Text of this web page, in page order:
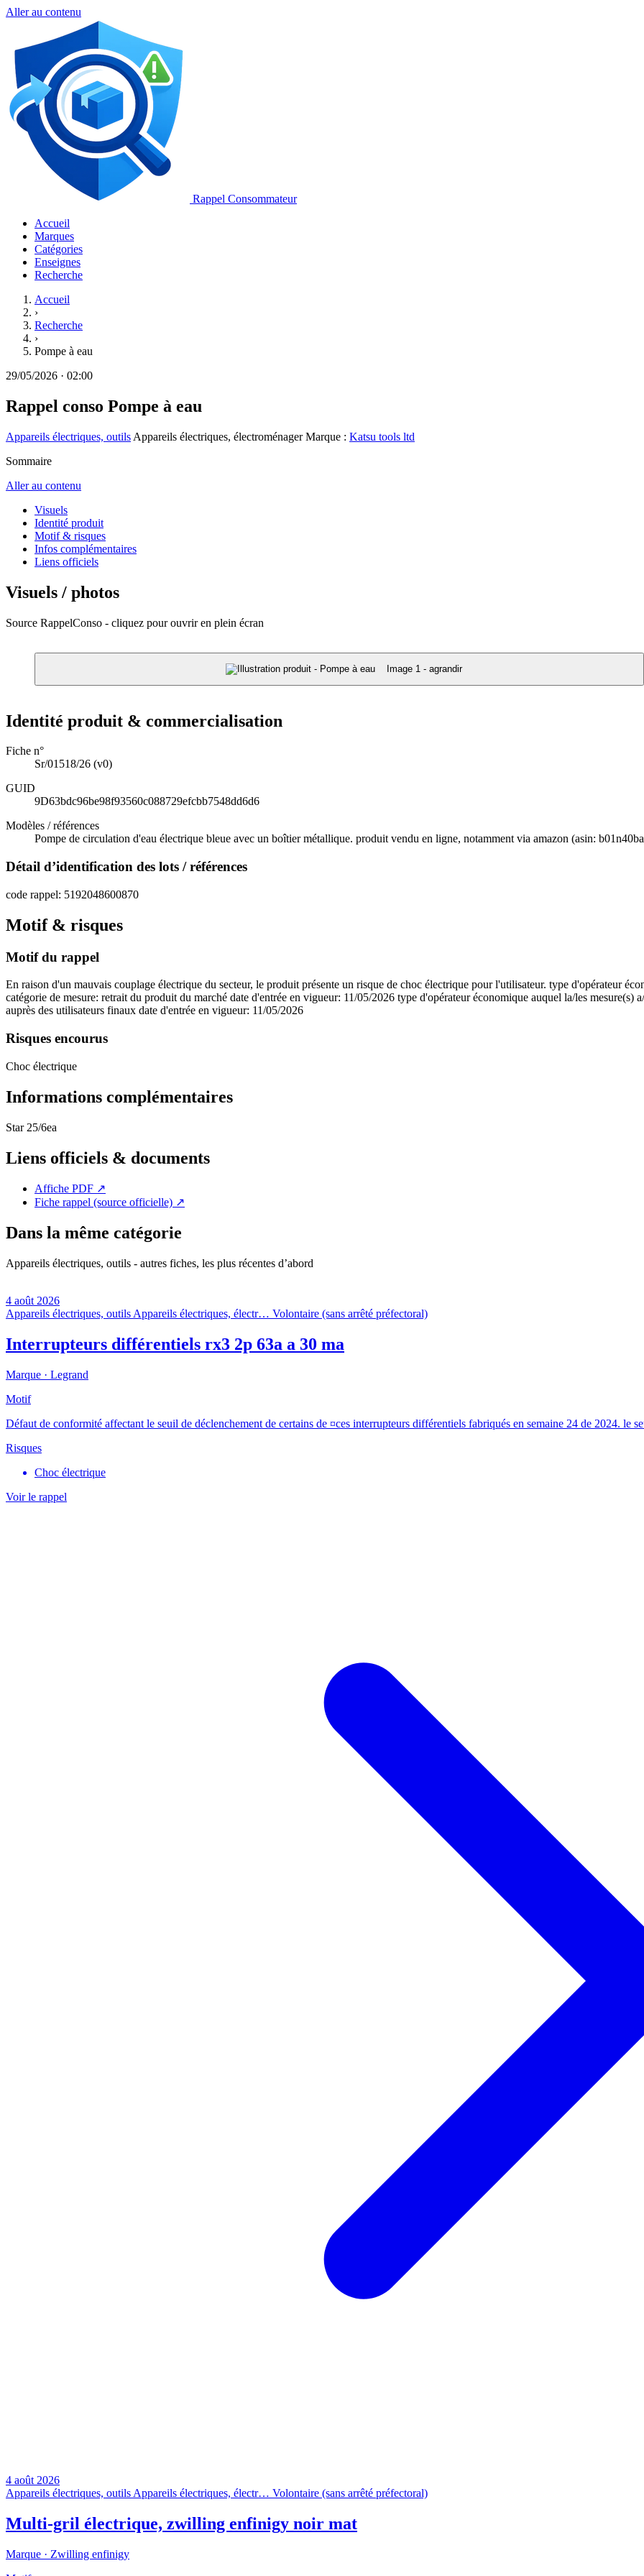
Aller au contenu
Rappel Consommateur
Accueil
Marques
Catégories
Enseignes
Recherche
Accueil
›
Recherche
›
Pompe à eau
29/05/2026 · 02:00
Rappel conso Pompe à eau
Appareils électriques, outils Appareils électriques, électroménager Marque : Katsu tools ltd
Sommaire
Aller au contenu
Visuels
Identité produit
Motif & risques
Infos complémentaires
Liens officiels
Visuels / photos
Source RappelConso - cliquez pour ouvrir en plein écran
Image 1 - agrandir
Identité produit & commercialisation
Fiche n°
Sr/01518/26 (v0)
GUID
9D63bdc96be98f93560c088729efcbb7548dd6d6
Modèles / références
Pompe de circulation d'eau électrique bleue avec un boîtier métallique. produit vendu en ligne, notamment via amazon (asin:
Détail d’identification des lots / références
code rappel: 5192048600870
Motif & risques
Motif du rappel
En raison d'un mauvais couplage électrique du secteur, le produit présente un risque de choc électrique pour l'utilisateur. type d'opérateur
catégorie de mesure: retrait du produit du marché date d'entrée en vigueur: 11/05/2026 type d'opérateur économique auquel la/les mesure(s)
auprès des utilisateurs finaux date d'entrée en vigueur: 11/05/2026
Risques encourus
Choc électrique
Informations complémentaires
Star 25/6ea
Liens officiels & documents
Affiche PDF ↗
Fiche rappel (source officielle) ↗
Dans la même catégorie
Appareils électriques, outils - autres fiches, les plus récentes d’abord
4 août 2026
Appareils électriques, outils Appareils électriques, électr… Volontaire (sans arrêté préfectoral)
Interrupteurs différentiels rx3 2p 63a a 30 ma
Marque · Legrand
Motif
Défaut de conformité affectant le seuil de déclenchement de certains de ¤ces interrupteurs différentiels fabriqués en semaine 24 de 2024. le
Risques
Choc électrique
Voir le rappel
4 août 2026
Appareils électriques, outils Appareils électriques, électr… Volontaire (sans arrêté préfectoral)
Multi-gril électrique, zwilling enfinigy noir mat
Marque · Zwilling enfinigy